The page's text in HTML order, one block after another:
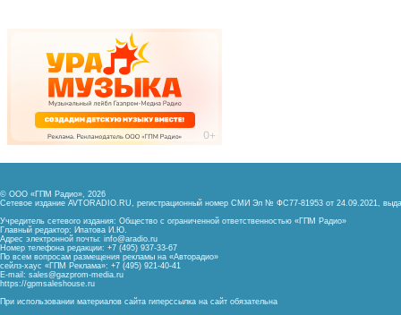
© ООО «ГПМ Радио», 2026
Сетевое издание AVTORADIO.RU, регистрационный номер СМИ Эл № ФС77-81953 от 24.09.2021,
Учредитель сетевого издания: Общество с ограниченной ответственностью «ГПМ Радио»
Главный редактор: Ипатова И.Ю.
Адрес электронной почты: info@aradio.ru
Номер телефона редакции: +7 (495) 937-33-67
По всем вопросам размещения рекламы на «Авторадио»
сейлз-хаус «ГПМ Реклама»: +7 (495) 921-40-41
E-mail: sales@gazprom-media.ru
https://gpmsaleshouse.ru
При использовании материалов сайта гиперссылка на сайт обязательна